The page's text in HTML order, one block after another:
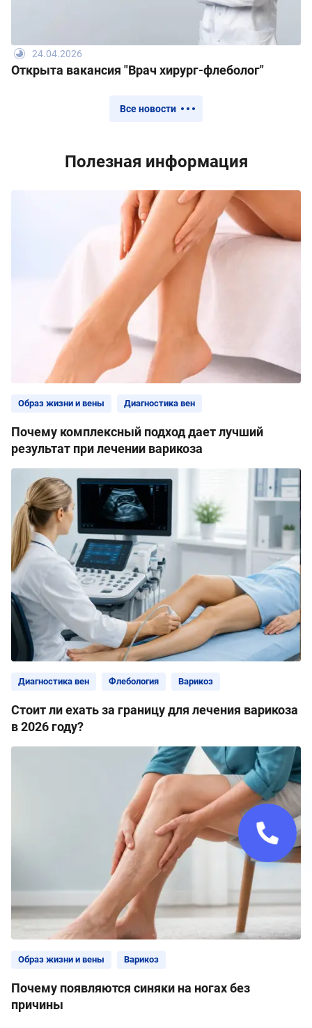
24.04.2026
Открыта вакансия "Врач хирург-флеболог"
Все новости
Полезная информация
Образ жизни и вены Диагностика вен
Почему комплексный подход дает лучший
результат при лечении варикоза
Диагностика вен Флебология Варикоз
Стоит ли ехать за границу для лечения варикоза
в 2026 году?
Образ жизни и вены Варикоз
Почему появляются синяки на ногах без
причины